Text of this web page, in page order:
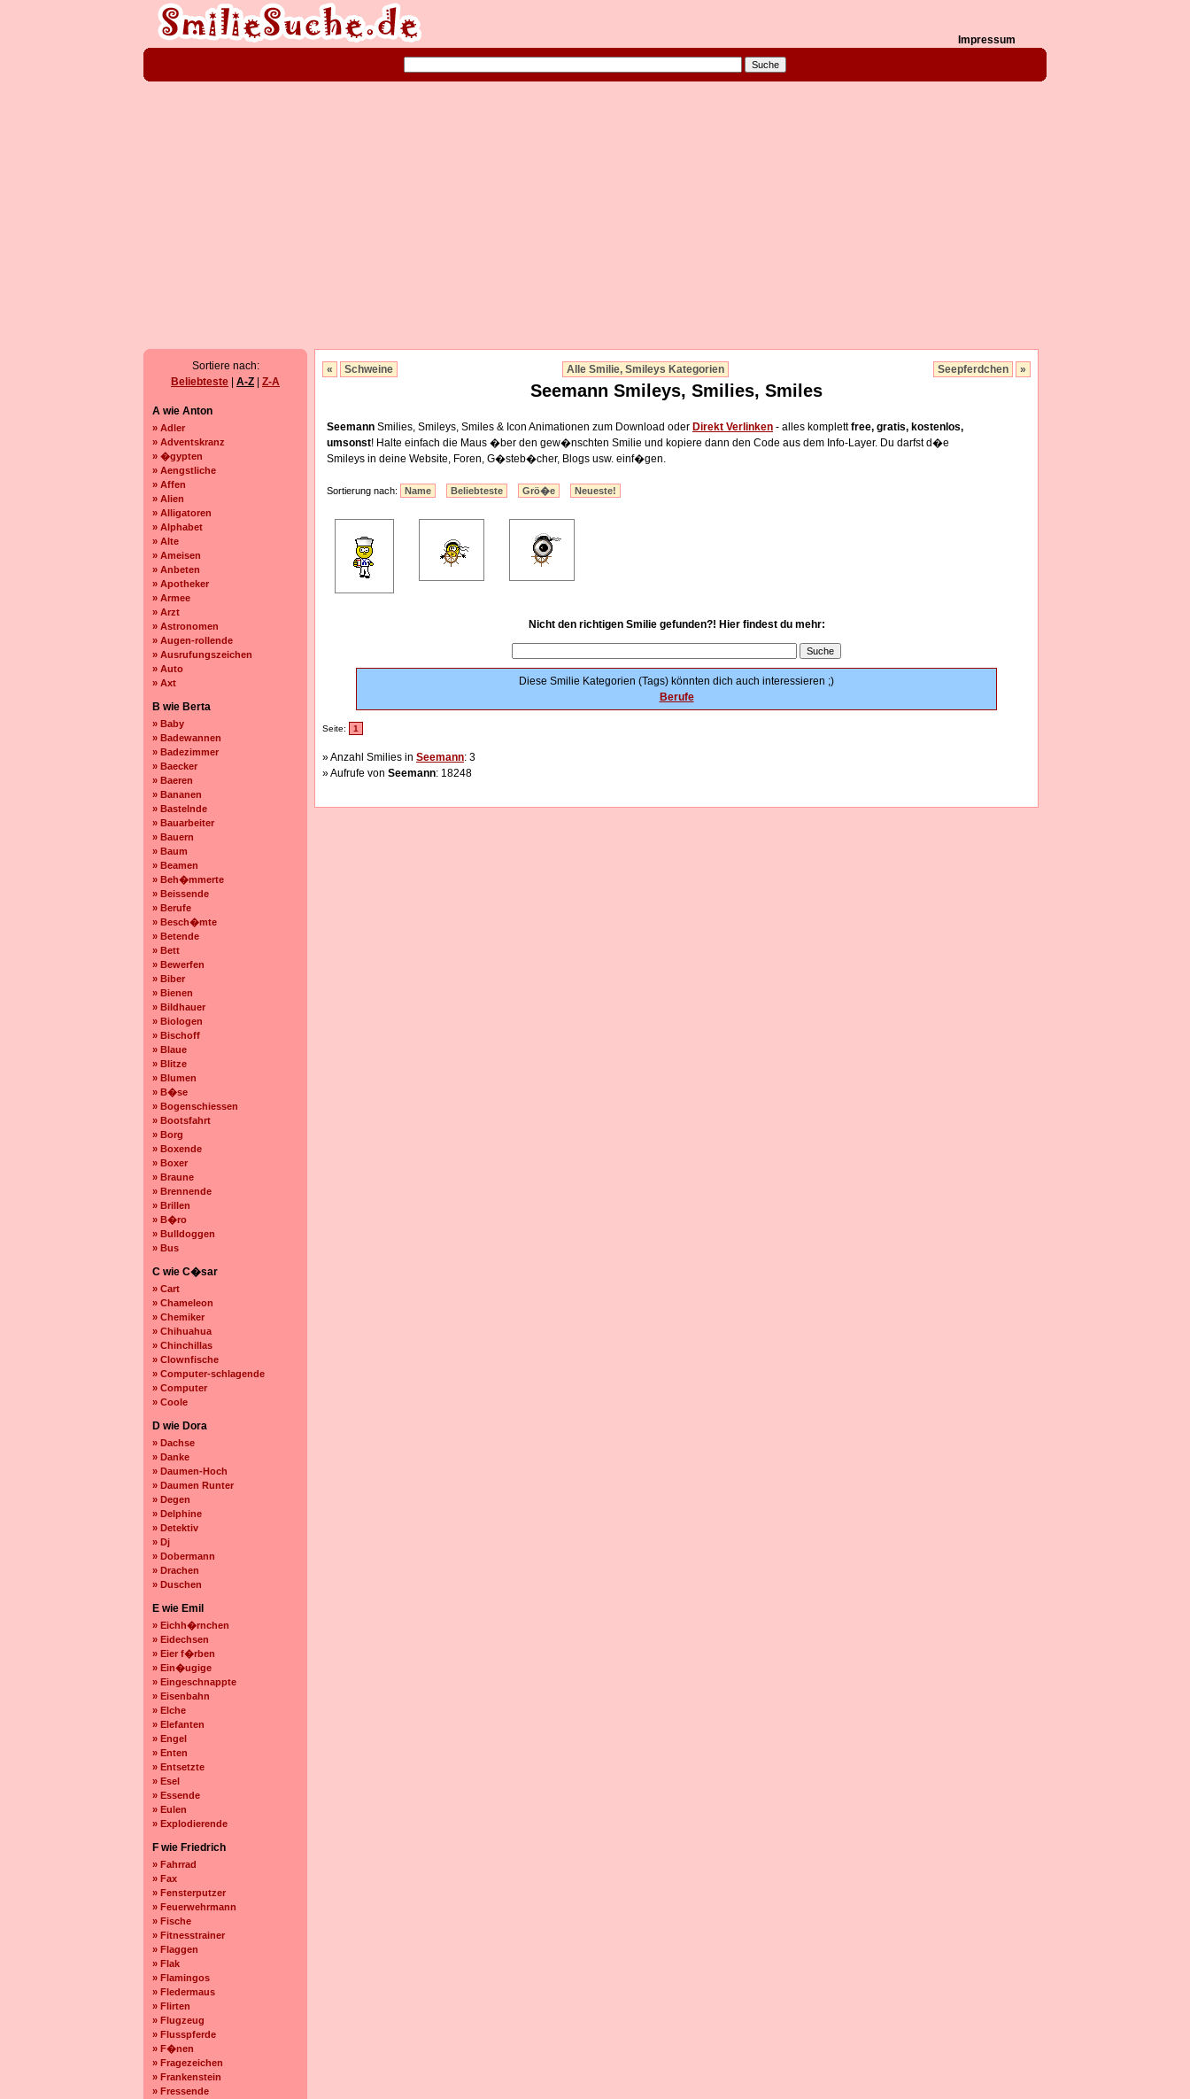
Impressum
Sortiere nach:
Beliebteste
A-Z Z-A
A wie Anton
» Adler
» Adventskranz
» �gypten
» Aengstliche
» Affen
» Alien
» Alligatoren
» Alphabet
» Alte
» Ameisen
» Anbeten
» Apotheker
» Armee
» Arzt
» Astronomen
» Augen-rollende
» Ausrufungszeichen
» Auto
» Axt
B wie Berta
» Baby
» Badewannen
» Badezimmer
» Baecker
» Baeren
» Bananen
» Bastelnde
» Bauarbeiter
» Bauern
» Baum
» Beamen
» Beh�mmerte
» Beissende
» Berufe
» Besch�mte
» Betende
» Bett
» Bewerfen
» Biber
» Bienen
» Bildhauer
» Biologen
» Bischoff
» Blaue
» Blitze
» Blumen
» B�se
» Bogenschiessen
» Bootsfahrt
» Borg
» Boxende
» Boxer
» Braune
» Brennende
» Brillen
» B�ro
» Bulldoggen
» Bus
C wie C�sar
» Cart
» Chameleon
» Chemiker
» Chihuahua
» Chinchillas
» Clownfische
» Computer-schlagende
» Computer
» Coole
D wie Dora
» Dachse
» Danke
» Daumen-Hoch
» Daumen Runter
» Degen
» Delphine
» Detektiv
» Dj
» Dobermann
» Drachen
» Duschen
E wie Emil
» Eichh�rnchen
» Eidechsen
» Eier f�rben
» Ein�ugige
» Eingeschnappte
» Eisenbahn
» Elche
» Elefanten
» Engel
» Enten
» Entsetzte
» Esel
» Essende
» Eulen
» Explodierende
F wie Friedrich
» Fahrrad
» Fax
» Fensterputzer
» Feuerwehrmann
» Fische
» Fitnesstrainer
» Flaggen
» Flak
» Flamingos
» Fledermaus
» Flirten
» Flugzeug
» Flusspferde
» F�nen
» Fragezeichen
» Frankenstein
» Fressende
« Schweine Alle Smilie, Smileys Kategorien Seepferdchen »
Seemann Smileys, Smilies, Smiles
Seemann Smilies, Smileys, Smiles & Icon Animationen zum Download oder Direkt Verlinken - alles komplettfree, gratis, kostenlos,
umsonst! Halte einfach die Maus �ber den gew�nschten Smilie und kopiere dann den Code aus dem Info-Layer. Du darfst d�e
Smileys in deine Website, Foren, G�steb�cher, Blogs usw. einf�gen.
Sortierung nach: Name Beliebteste Grö�e Neueste!
Nicht den richtigen Smilie gefunden?! Hier findest du mehr:
Diese Smilie Kategorien (Tags) könnten dich auch interessieren ;)
Berufe
Seite: 1
» Anzahl Smilies in Seemann: 3
» Aufrufe von Seemann: 18248